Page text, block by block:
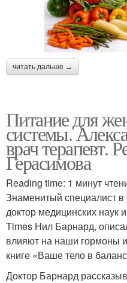
читать дальше →
Питание для
системы.
врач терапевт.
Герасимова
Reading time: 1 минут
Знаменитый специалист в
доктор медицинских наук
Times Нил Барнард,
влияют на наши гормоны
книге «Ваше тело в
Доктор Барнард